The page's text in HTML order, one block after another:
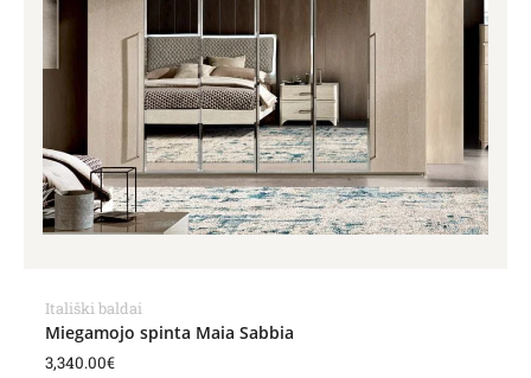
Itališki baldai
Miegamojo spinta Maia Sabbia
3,340.00€